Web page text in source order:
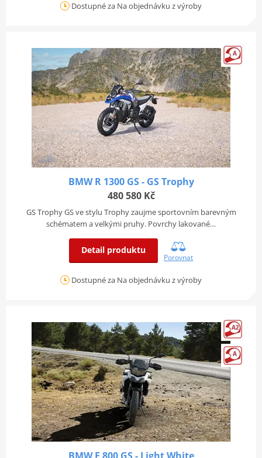
Dostupné za Na objednávku z výroby
BMW R 1300 GS - GS Trophy
480 580 Kč
GS Trophy GS ve stylu Trophy zaujme sportovním barevným
schématem a velkými pruhy. Povrchy lakované…
Detail produktu
Porovnat
Dostupné za Na objednávku z výroby